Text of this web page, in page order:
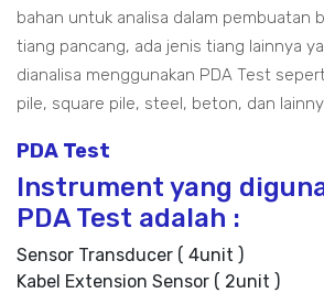
bahan untuk analisa dalam pembuatan
tiang pancang, ada jenis tiang lainnya
dianalisa menggunakan PDA Test
pile, square pile, steel, beton, dan
PDA Test
Instrument yang
PDA Test adalah :
Sensor Transducer ( 4unit )
Kabel Extension Sensor ( 2unit )